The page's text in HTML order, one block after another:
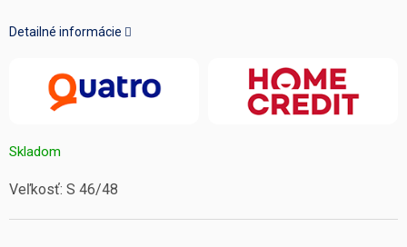
Skladom
Veľkosť: S 46/48
Detailné informácie